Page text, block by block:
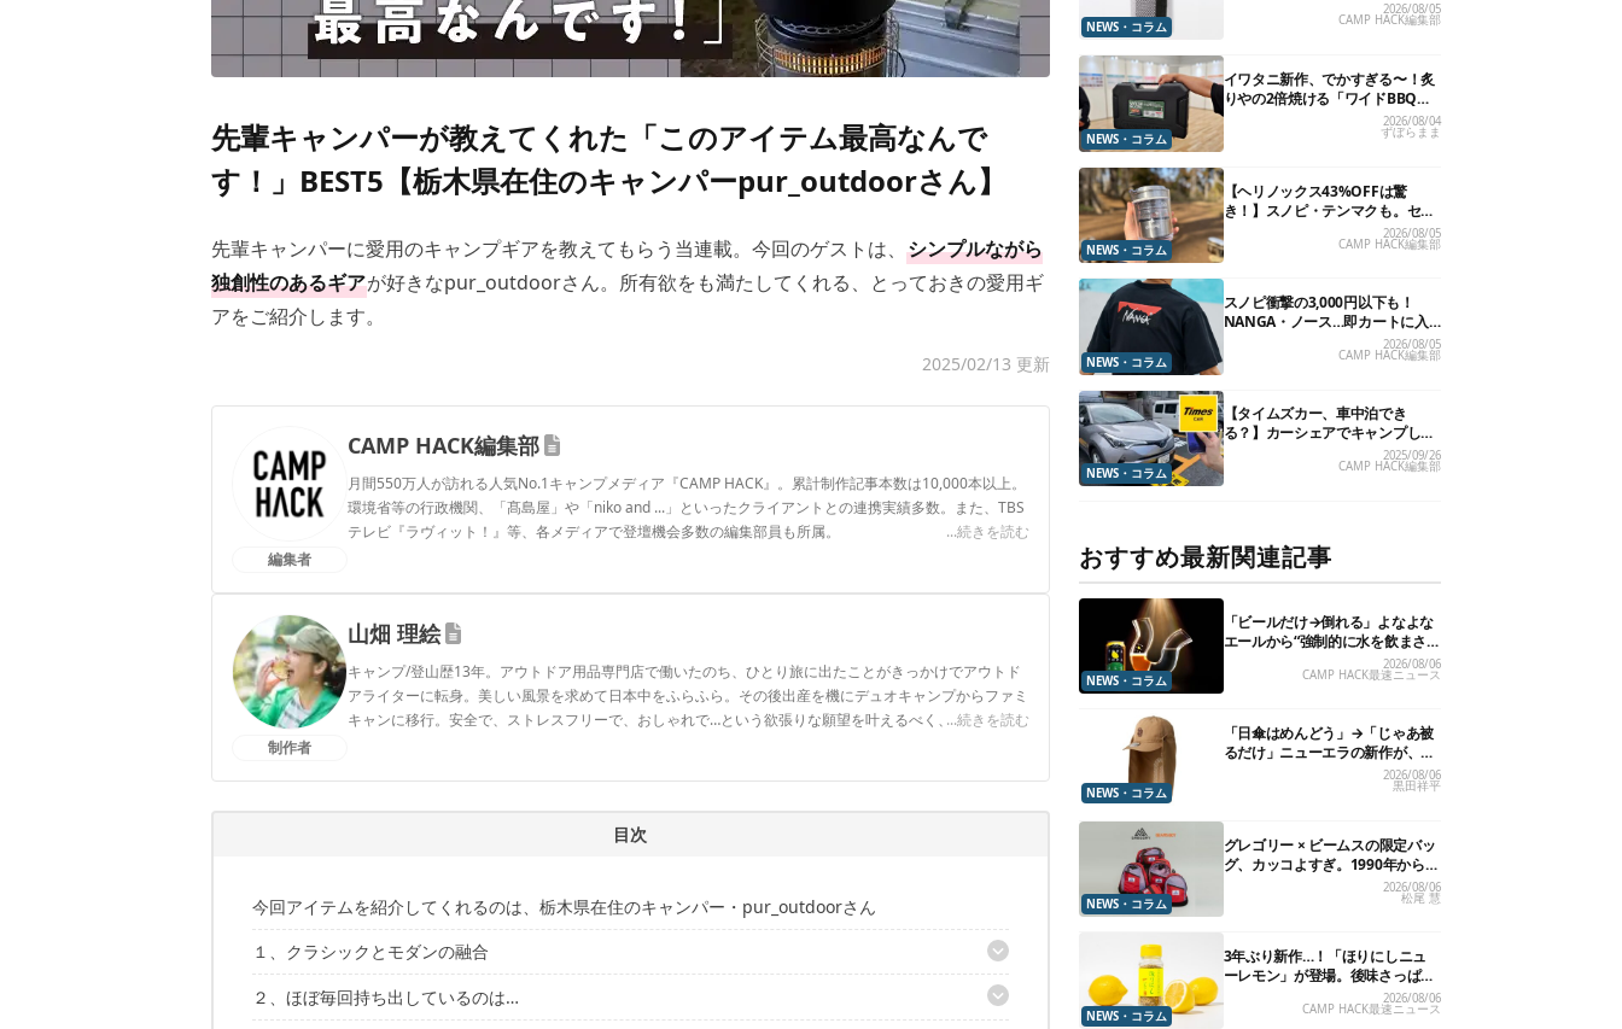
先輩キャンパーが教えてくれた「このアイテム最高なんで
す！」BEST5【栃木県在住のキャンパーpur_outdoorさん】
先輩キャンパーに愛用のキャンプギアを教えてもらう当連載。今回のゲストは、 シンプルながら
独創性のあるギアが好きなpur_outdoorさん。所有欲をも満たしてくれる、とっておきの愛用ギ
アをご紹介します。
2025/02/13 更新
編集者
CAMP HACK編集部
月間550万人が訪れる人気No.1キャンプメディア『CAMP HACK』。累計制作記事本数は10,000本以上。
環境省等の行政機関、「髙島屋」や「niko and ...」といったクライアントとの連携実績多数。また、TBS
テレビ『ラヴィット！』等、各メディアで登壇機会多数の編集部員も所属。
...続きを読む
制作者
山畑 理絵
キャンプ/登山歴13年。アウトドア用品専門店で働いたのち、ひとり旅に出たことがきっかけでアウトド
アライターに転身。美しい風景を求めて日本中をふらふら。その後出産を機にデュオキャンプからファミ
キャンに移行。安全で、ストレスフリーで、おしゃれで…という欲張りな願望を叶えるべく、キャンプギ
...続きを読む
山畑 理絵のプロフィール
目次
今回アイテムを紹介してくれるのは、栃木県在住のキャンパー・pur_outdoorさん
１、クラシックとモダンの融合
アークティックラヴォ「Wanderout Edition Venor Enstangs Lavvvo 8-10」
２、ほぼ毎回持ち出しているのは…
NEWS・コラム
2026/08/05
CAMP HACK編集部
NEWS・コラム
イワタニ新作、でかすぎる〜！炙
りやの2倍焼ける「ワイドBBQグ
リル」で“豪快焼肉”できるよ【再
販開始】
2026/08/04
ずぼらまま
NEWS・コラム
【ヘリノックス43%OFFは驚
き！】スノピ・テンマクも。セー
ル中の「見逃せないキャンプ道
具」12選
2026/08/05
CAMP HACK編集部
NEWS・コラム
スノピ衝撃の3,000円以下も！
NANGA・ノース…即カートに入
れたいアウトドアな「値下げ夏
2026/08/05
CAMP HACK編集部
NEWS・コラム
【タイムズカー、車中泊でき
る？】カーシェアでキャンプした
いので、直接聞いてみました2025/09/26
CAMP HACK編集部
おすすめ最新関連記事
NEWS・コラム
「ビールだけ→倒れる」よなよな
エールから“強制的に水を飲まさ
2026/08/06
CAMP HACK最速ニュース
NEWS・コラム
「日傘はめんどう」→「じゃあ被
るだけ」ニューエラの新作が、真
2026/08/06
黒田祥平
NEWS・コラム
グレゴリー × ビームスの限定バッ
グ、カッコよすぎ。1990年から“3
年のみ使用”されていた、紫タグ
2026/08/06
松尾 慧
NEWS・コラム
3年ぶり新作…！「ほりにしニュ
ーレモン」が登場。後味さっぱり
の万能スパイス！【8月21日発
2026/08/06
CAMP HACK最速ニュース